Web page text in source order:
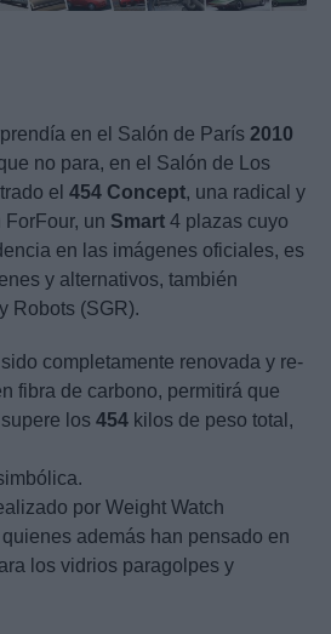
en el Salón de París 2010
no para, en el Salón de Los
el 454 Concept, una radical y
un Smart 4 plazas cuyo
en las imágenes oficiales, es
y alternativos, también
Robots (SGR).
completamente renovada y re-
fibra de carbono, permitirá que
los 454 kilos de peso total,
por Weight Watch
además han pensado en
los vidrios paragolpes y